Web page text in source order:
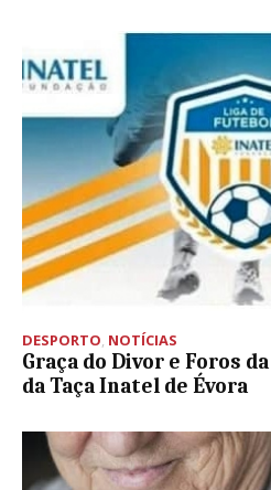
DESPORTO, NOTÍCIAS
Graça do Divor e Foros
da Taça Inatel de Évora